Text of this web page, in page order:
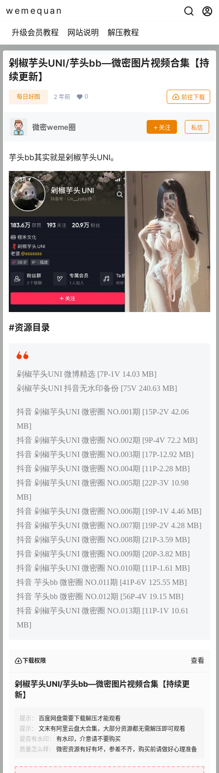
wemequan
升级会员教程 网站说明 解压教程
剁椒芋头UNI/芋头bb—微密图片视频合集【持
续更新】
每日好图 2 年前 0 前往下载
微密weme圈 关注 私信
芋头bb其实就是剁椒芋头UNI。
#资源目录
剁椒芋头UNI 微博精选 [7P-1V 14.03 MB]
剁椒芋头UNI 抖音无水印备份 [75V 240.63 MB]
抖音 剁椒芋头UNI 微密圈 NO.001期 [15P-2V 42.06
MB]
抖音 剁椒芋头UNI 微密圈 NO.002期 [9P-4V 72.2 MB]
抖音 剁椒芋头UNI 微密圈 NO.003期 [17P-12.92 MB]
抖音 剁椒芋头UNI 微密圈 NO.004期 [11P-2.28 MB]
抖音 剁椒芋头UNI 微密圈 NO.005期 [22P-3V 10.98
MB]
抖音 剁椒芋头UNI 微密圈 NO.006期 [19P-1V 4.46 MB]
抖音 剁椒芋头UNI 微密圈 NO.007期 [19P-2V 4.28 MB]
抖音 剁椒芋头UNI 微密圈 NO.008期 [21P-3.59 MB]
抖音 剁椒芋头UNI 微密圈 NO.009期 [20P-3.82 MB]
抖音 剁椒芋头UNI 微密圈 NO.010期 [11P-1.61 MB]
抖音 芋头bb 微密圈 NO.011期 [41P-6V 125.55 MB]
抖音 芋头bb 微密圈 NO.012期 [56P-4V 19.15 MB]
抖音 剁椒芋头UNI 微密圈 NO.013期 [11P-1V 10.61
MB]
下载权限 查看
剁椒芋头UNI/芋头bb—微密图片视频合集【持续更
新】
提示：
百度网盘需要下载解压才能观看
提示：
文末有阿里云盘大合集，大部分资源都无需解压即可观看
是否有水印：
有水印，介意请不要购买
质量怎么样：
微密资源有好有坏，参差不齐，购买前请做好心理准备